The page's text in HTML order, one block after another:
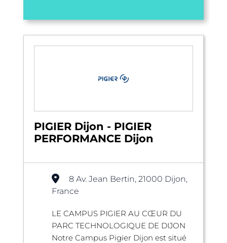
PIGIER Dijon - PIGIER
PERFORMANCE Dijon
8 Av. Jean Bertin, 21000 Dijon,
France
LE CAMPUS PIGIER AU CŒUR DU
PARC TECHNOLOGIQUE DE DIJON
Notre Campus Pigier Dijon est situé